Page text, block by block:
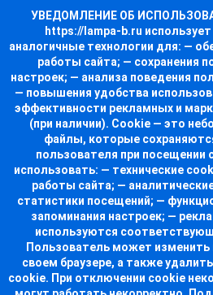
УВЕДОМЛЕНИЕ ОБ
https://lampa-b.ru
аналогичные технологии для: —
работы сайта; — сохранения
настроек; — анализа поведения
— повышения удобства
эффективности рекламных и
(при наличии). Cookie — это
файлы, которые
пользователя при
использовать: — технические
работы сайта; —
статистики посещений; —
запоминания настроек; —
используются
Пользователь может изменить
своем браузере, а также
cookie. При отключении cookie